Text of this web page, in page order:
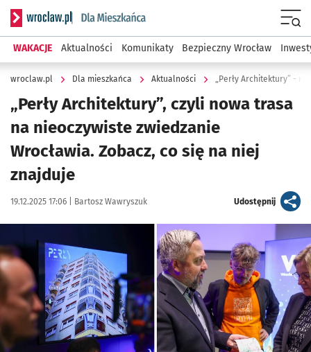
Serwis informacyjny wroclaw.pl podserwis: Dla mieszkańca
WAKACJE Aktualności Komunikaty Bezpieczny Wrocław
wroclaw.pl Dla mieszkańca Aktualności „Perły Architektury” -
„Perły Architektury”, czyli nowa trasa
na nieoczywiste zwiedzanie
Wrocławia. Zobacz, co się na niej
znajduje
Data publikacji:
19.12.2025 17:06 | Autor:
Bartosz Wawryszuk Udostępnijartykuł